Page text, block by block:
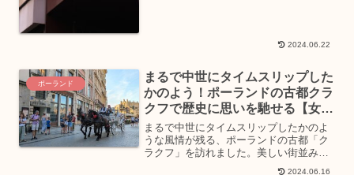
2024.06.22
ポーランド
まるで中世にタイムスリップした
かのよう！ポーランドの古都クラ
クフで歴史に思いを馳せる【女子
旅：ポーランド】
まるで中世にタイムスリップしたかのよ
うな風情が残る、ポーランドの古都「ク
ラクフ」を訪れました。美しい街並み、
歴史を感じられる様々な様式の建物や調
2024.06.16